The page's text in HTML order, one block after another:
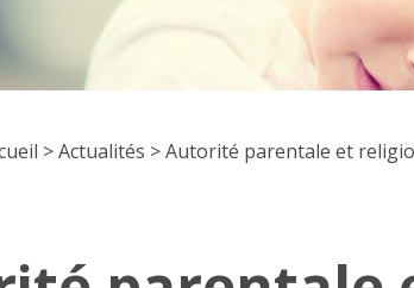
>Actualités > Autorité parentale et